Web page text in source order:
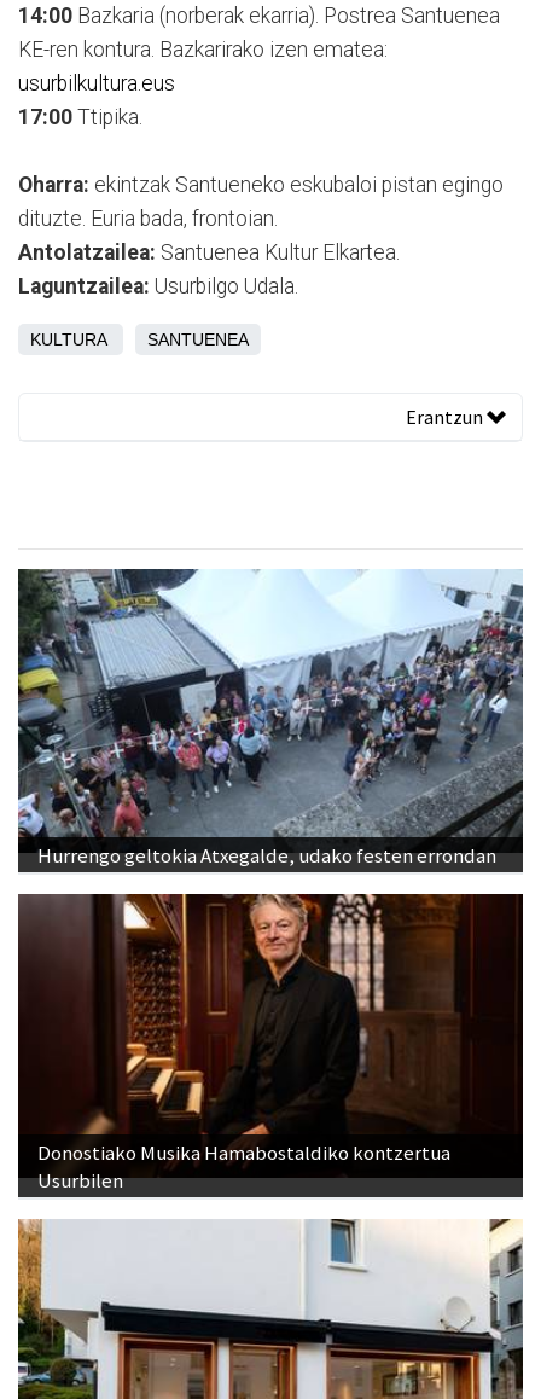
14:00 Bazkaria (norberak ekarria). Postrea Santuenea
KE-ren kontura. Bazkarirako izen ematea:
usurbilkultura.eus
17:00 Ttipika.
Oharra: ekintzak Santueneko eskubaloi pistan egingo
dituzte. Euria bada, frontoian.
Antolatzailea: Santuenea Kultur Elkartea.
Laguntzailea: Usurbilgo Udala.
KULTURA SANTUENEA
Erantzun
Hurrengo geltokia Atxegalde, udako festen errondan
Donostiako Musika Hamabostaldiko kontzertua
Usurbilen